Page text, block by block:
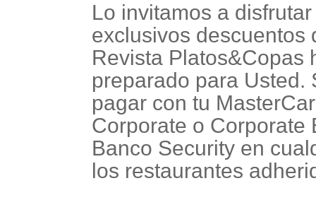
Lo invitamos a
exclusivos descuentos
Revista Platos&Copas
preparado para Usted.
pagar con tu
Corporate o Corporate
Banco Security en
los restaurantes